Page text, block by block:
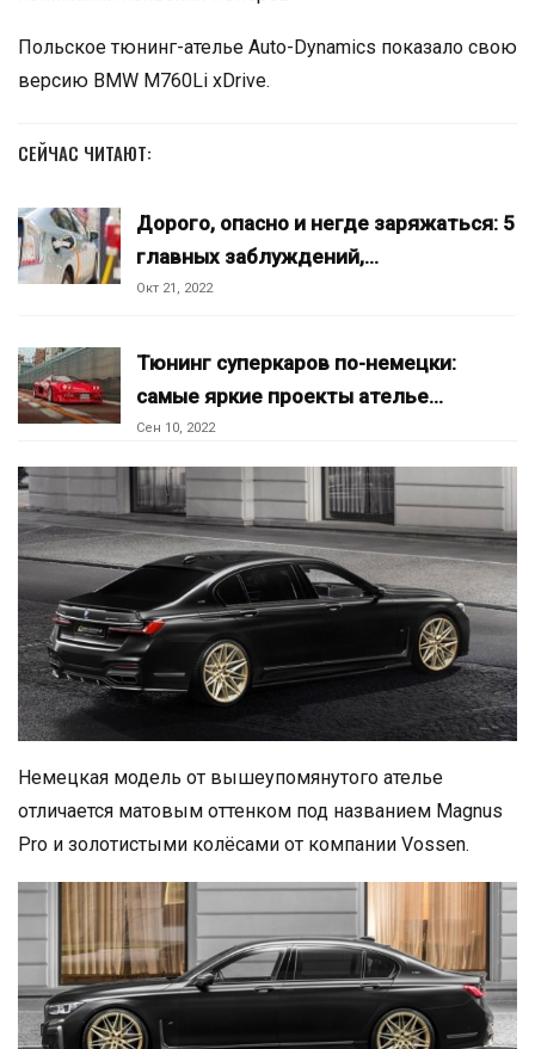
Польское тюнинг-ателье Auto-Dynamics показало свою
версию BMW M760Li xDrive.
СЕЙЧАС ЧИТАЮТ:
Дорого, опасно и негде заряжаться: 5
главных заблуждений,…
Окт 21, 2022
Тюнинг суперкаров по-немецки:
самые яркие проекты ателье…
Сен 10, 2022
Немецкая модель от вышеупомянутого ателье
отличается матовым оттенком под названием Magnus
Pro и золотистыми колёсами от компании Vossen.